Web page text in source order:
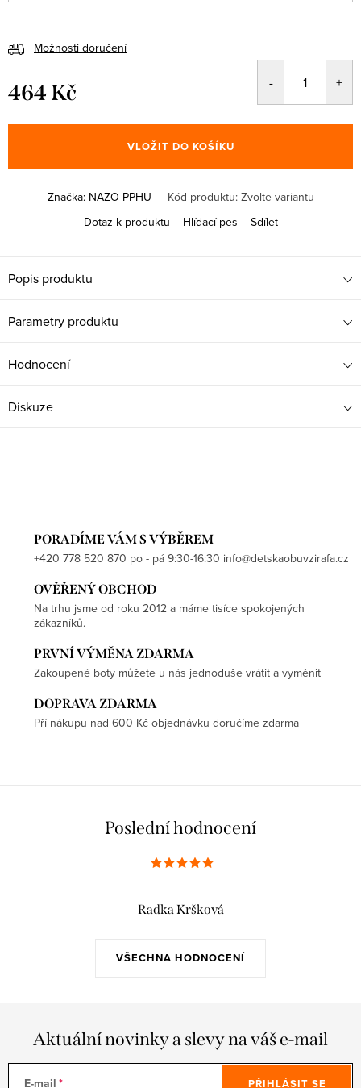
Možnosti doručení
464 Kč
cena:
VLOŽIT DO KOŠÍKU
Značka: NAZO PPHU Kód produktu: Zvolte variantu
Dotaz k produktu
Hlídací pes Sdílet
Popis produktu
Parametry produktu
Hodnocení
Diskuze
PORADÍME VÁM S VÝBĚREM
+420 778 520 870 po - pá 9:30-16:30 info@detskaobuvzirafa.cz
OVĚŘENÝ OBCHOD
Na trhu jsme od roku 2012 a máme tisíce spokojených
zákazníků.
PRVNÍ VÝMĚNA ZDARMA
Zakoupené boty můžete u nás jednoduše vrátit a vyměnit
DOPRAVA ZDARMA
Pří nákupu nad 600 Kč objednávku doručíme zdarma
Poslední hodnocení
VŠECHNA HODNOCENÍ
Radka Kršková
Aktuální novinky a slevy na váš e-mail
E-mail PŘIHLÁSIT SE